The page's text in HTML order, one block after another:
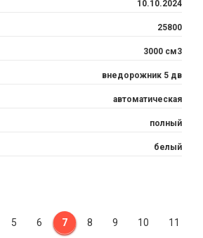
10.10.2024
25800
3000 см3
внедорожник 5 дв
автоматическая
полный
белый
5 6 7 8 9 10
11